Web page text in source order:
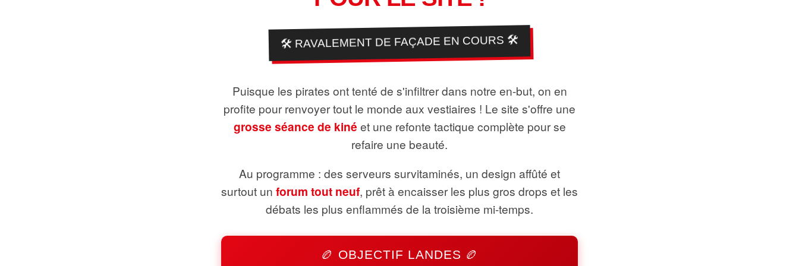
🛠️ RAVALEMENT DE FAÇADE EN COURS 🛠️
Puisque les pirates ont tenté de s'infiltrer dans notre en-but, on en
profite pour renvoyer tout le monde aux vestiaires ! Le site s'offre une
grosse séance de kiné et une refonte tactique complète pour se
refaire une beauté.
Au programme : des serveurs survitaminés, un design affûté et
surtout un forum tout neuf, prêt à encaisser les plus gros drops et les
débats les plus enflammés de la troisième mi-temps.
🏉 OBJECTIF LANDES 🏉